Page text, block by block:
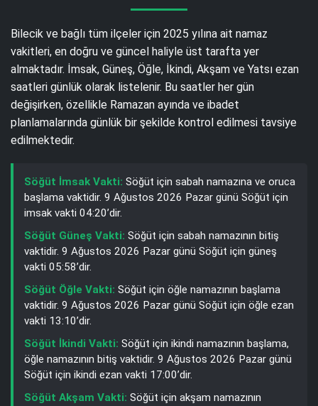
Bilecik ve bağlı tüm ilçeler için 2025 yılına ait namaz
vakitleri, en doğru ve güncel haliyle üst tarafta yer
almaktadır. İmsak, Güneş, Öğle, İkindi, Akşam ve Yatsı ezan
saatleri günlük olarak listelenir. Bu saatler her gün
değişirken, özellikle Ramazan ayında ve ibadet
planlamalarında günlük bir şekilde kontrol edilmesi tavsiye
edilmektedir.
Söğüt İmsak Vakti: Söğüt için sabah namazına ve oruca
başlama vaktidir. 9 Ağustos 2026 Pazar günü Söğüt için
imsak vakti 04:20’dir.
Söğüt Güneş Vakti: Söğüt için sabah namazının bitiş
vaktidir. 9 Ağustos 2026 Pazar günü Söğüt için güneş
vakti 05:58’dir.
Söğüt Öğle Vakti: Söğüt için öğle namazının başlama
vaktidir. 9 Ağustos 2026 Pazar günü Söğüt için öğle ezan
vakti 13:10’dir.
Söğüt İkindi Vakti: Söğüt için ikindi namazının başlama,
öğle namazının bitiş vaktidir. 9 Ağustos 2026 Pazar günü
Söğüt için ikindi ezan vakti 17:00’dir.
Söğüt Akşam Vakti: Söğüt için akşam namazının